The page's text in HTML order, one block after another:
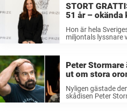
STORT
51 år –
Hon är hela
miljontals lyssnare
Peter
ut om stora
Nyligen gästade
skådisen Peter